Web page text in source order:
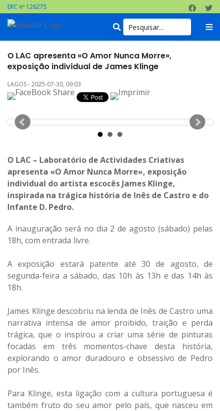
ERC nº 126275
O LAC apresenta «O Amor Nunca Morre»,
exposição individual de James Klinge
LAGOS - 2025-07-30, 09:03
O LAC – Laboratório de Actividades Criativas
apresenta «O Amor Nunca Morre», exposição
individual do artista escocês James Klinge,
inspirada na trágica história de Inês de Castro e do
Infante D. Pedro.
A inauguração será no dia 2 de agosto (sábado) pelas
18h, com entrada livre.
A exposição estará patente até 30 de agosto, de
segunda-feira a sábado, das 10h às 13h e das 14h às
18h.
James Klinge descobriu na lenda de Inês de Castro uma
narrativa intensa de amor proibido, traição e perda
trágica, que o inspirou a criar uma série de pinturas
focadas em três momentos-chave desta história,
explorando o amor duradouro e obsessivo de Pedro
por Inês.
Para Klinge, esta ligação com a cultura portuguesa é
também fruto do seu amor pelo país, que nasceu em